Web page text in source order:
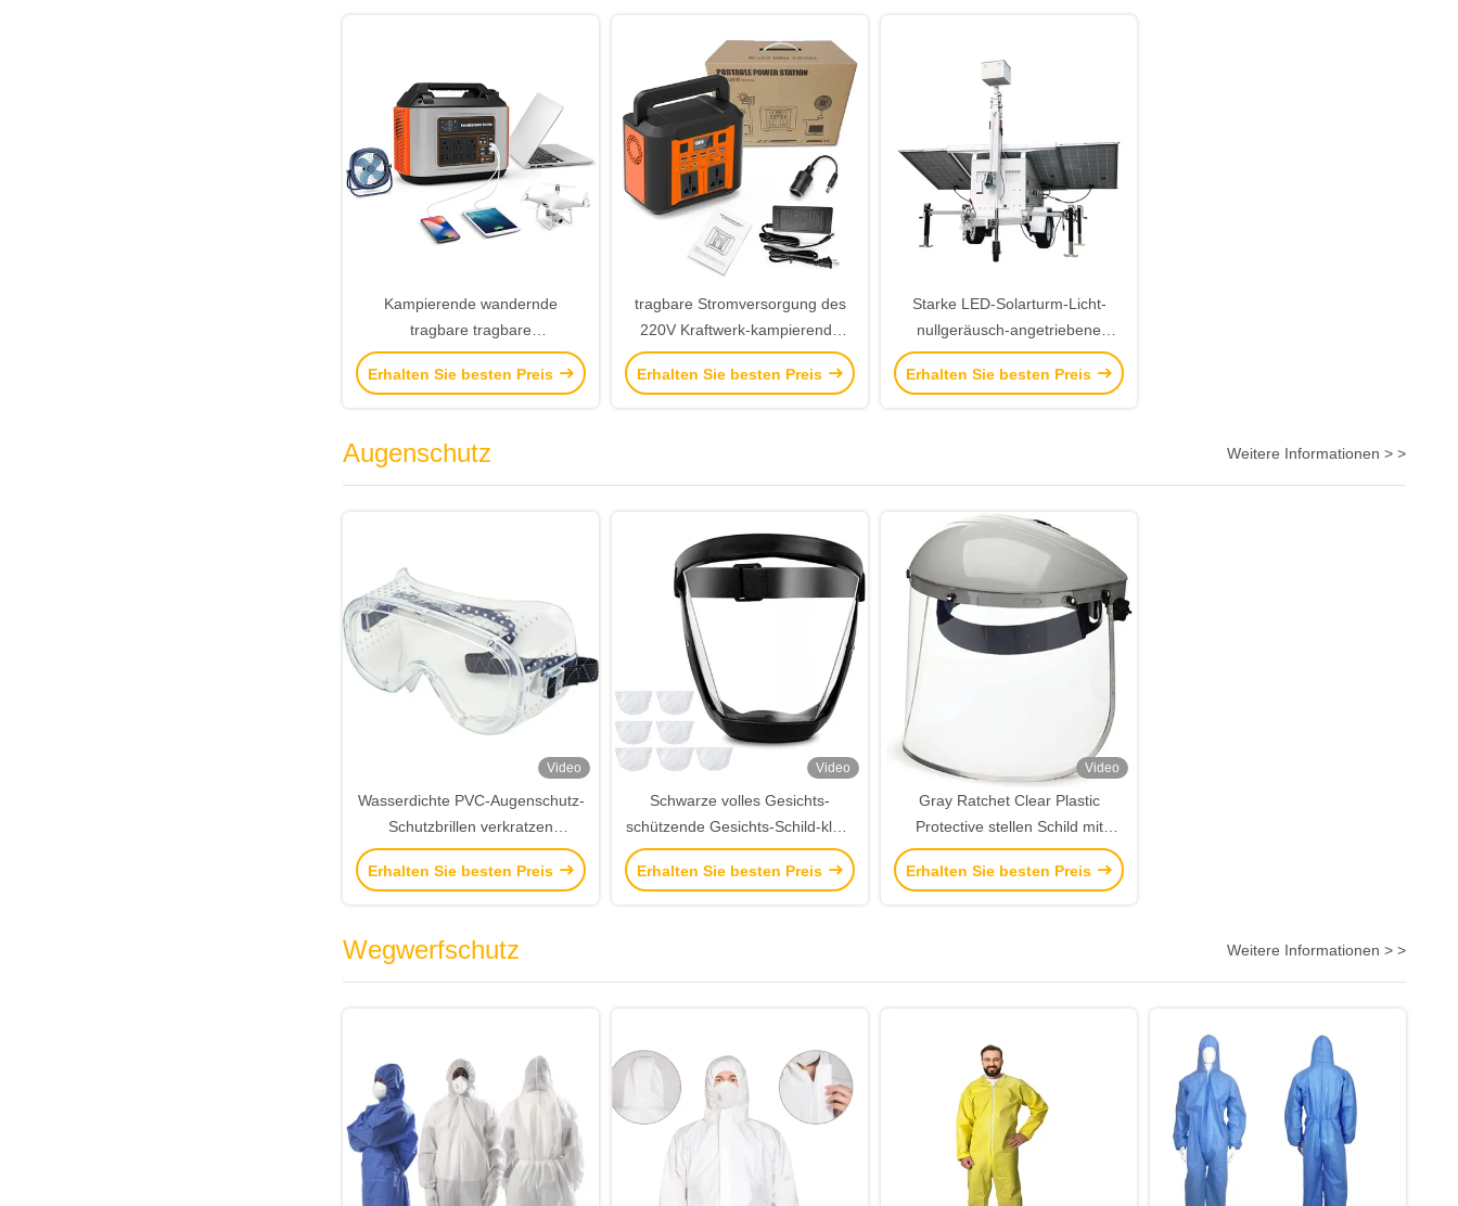
Kampierende wandernde
tragbare tragbare
Notstromversorgung durch
Batterien der Kraftwerk-486wh
Erhalten Sie besten Preis
tragbare Stromversorgung des
220V Kraftwerk-kampierende
tragbare Notfall300w
Erhalten Sie besten Preis
Starke LED-Solarturm-Licht-
nullgeräusch-angetriebene
tragbare SolarLichtmaste
Erhalten Sie besten Preis
Augenschutz Weitere Informationen > >
Video
Wasserdichte PVC-Augenschutz-
Schutzbrillen verkratzen
beständige Bau-
Sicherheitsgläser
Erhalten Sie besten Preis
Video
Schwarze volles Gesichts-
schützende Gesichts-Schild-klare
Antinebel-Gesichts-Schild-hohe
Auflösung
Erhalten Sie besten Preis
Video
Gray Ratchet Clear Plastic
Protective stellen Schild mit
Fenster-
Aluminiumschwergängigkeit
Erhalten Sie besten Preis
Wegwerfschutz Weitere Informationen > >